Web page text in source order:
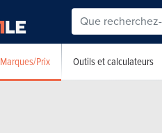
Marques/Prix Outils et calculateurs